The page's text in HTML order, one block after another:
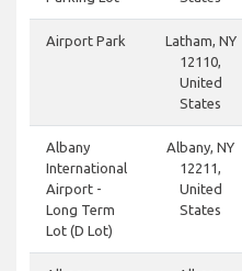
Airport Park
Latham, NY
12110,
United
States
Albany
International
Airport -
Long Term
Lot (D Lot)
Albany, NY
12211,
United
States